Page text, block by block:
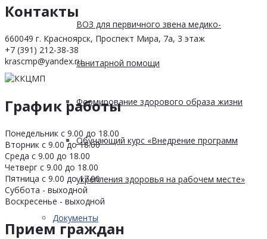
ВОЗ для первичного звена медико-
санитарной помощи
Формирование здорового образа жизни
Обучающий курс «Внедрение программ
укрепления здоровья на рабочем месте»
Документы
Контакты
660049 г. Красноярск, Проспект Мира, 7а, 3 этаж
+7 (391) 212-38-38
krascmp@yandex.ru
График работы
Понедельник с 9.00 до 18.00
Вторник с 9.00 до 18.00
Среда с 9.00 до 18.00
Четверг с 9.00 до 18.00
Пятница с 9.00 до 17.00
Суббота - выходной
Воскресенье - выходной
Прием граждан